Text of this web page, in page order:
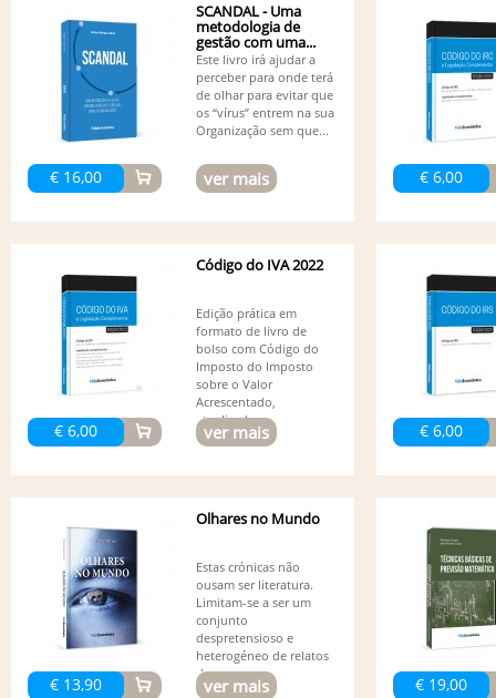
€ 16,00
SCANDAL - Uma
metodologia de
gestão com uma...
Este livro irá ajudar a
perceber para onde terá
de olhar para evitar que
os “vírus” entrem na sua
Organização sem que...
ver mais € 6,00
€ 6,00
Código do IVA 2022
Edição prática em
formato de livro de
bolso com Código do
Imposto do Imposto
sobre o Valor
Acrescentado,
atualizado...
ver mais € 6,00
€ 13,90
Olhares no Mundo
Estas crónicas não
ousam ser literatura.
Limitam-se a ser um
conjunto
despretensioso e
heterogéneo de relatos
de...
ver mais € 19,00